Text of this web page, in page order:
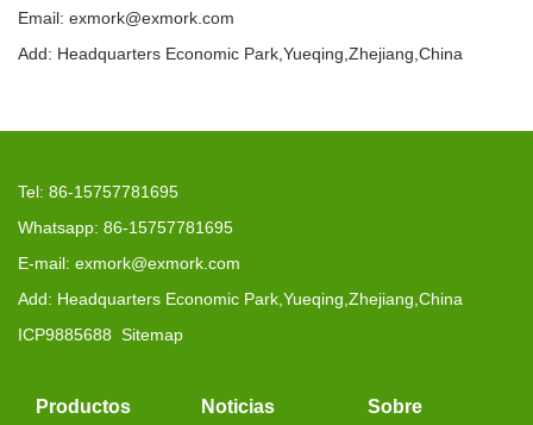
Email: exmork@exmork.com
Add: Headquarters Economic Park,Yueqing,Zhejiang,China
Tel: 86-15757781695
Whatsapp: 86-15757781695
E-mail: exmork@exmork.com
Add: Headquarters Economic Park,Yueqing,Zhejiang,China
ICP9885688 Sitemap
Productos Noticias
Sobre